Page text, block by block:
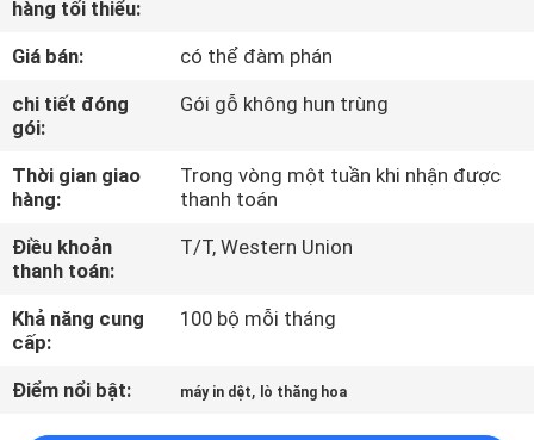
THAM
QUAN
NHÀ
MÁY
KIỂM
SOÁT
CHẤT
LƯỢNG
hàng tối thiểu:
Giá bán:
có thể đàm phán
chi tiết đóng
gói:
Gói gỗ không hun trùng
Thời gian giao
hàng:
Trong vòng một tuần khi nhận được
thanh toán
Điều khoản
thanh toán:
T/T, Western Union
Khả năng cung
cấp:
100 bộ mỗi tháng
Điểm nổi bật: máy in dệt, lò thăng hoa